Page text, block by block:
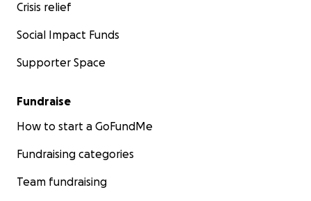
Crisis relief
Social Impact Funds
Supporter Space
Fundraise
How to start a GoFundMe
Fundraising categories
Team fundraising